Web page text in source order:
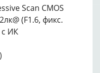
Scan CMOS
(F1.6, фикс.
с ИК